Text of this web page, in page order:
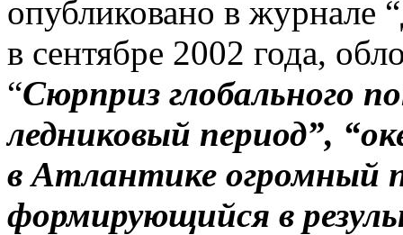
опубликовано в журнале
в сентябре 2002 года,
“Сюрприз глобального
ледниковый период”,
в Атлантике огромный
формирующийся в